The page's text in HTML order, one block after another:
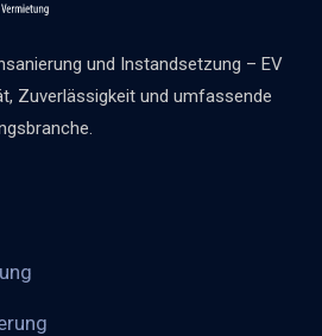
und Instandsetzung – EV
Zuverlässigkeit und umfassende